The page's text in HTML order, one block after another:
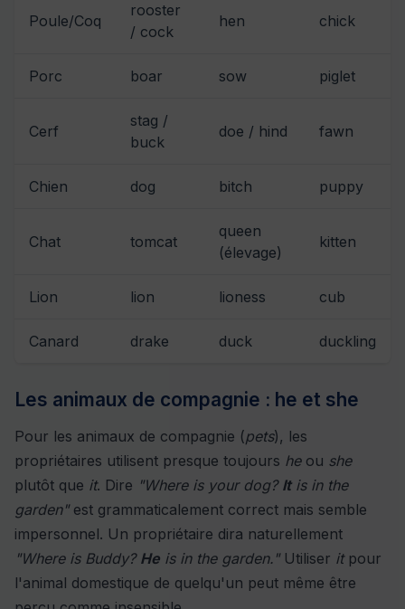
Poule/Coq
rooster
/ cock
hen chick
Porc boar sow piglet
Cerf
stag /
buck
doe / hind fawn
Chien dog bitch puppy
Chat tomcat
queen
(élevage)
kitten
Lion lion lioness cub
Canard drake duck duckling
Les animaux de compagnie : he et she
Pour les animaux de compagnie (pets), les
propriétaires utilisent presque toujours heou she
plutôt que it. Dire "Where is your dog? Itis in the
garden"est grammaticalement correct mais semble
impersonnel. Un propriétaire dira naturellement
"Where is Buddy? He is in the garden."Utiliser itpour
l'animal domestique de quelqu'un peut même être